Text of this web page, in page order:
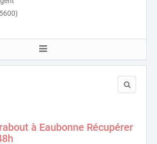
à Eaubonne Récupérer